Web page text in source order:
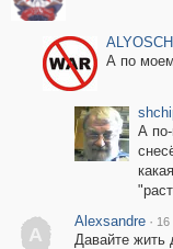
А по
А
A
Alexsandre · 16
Давайте жить